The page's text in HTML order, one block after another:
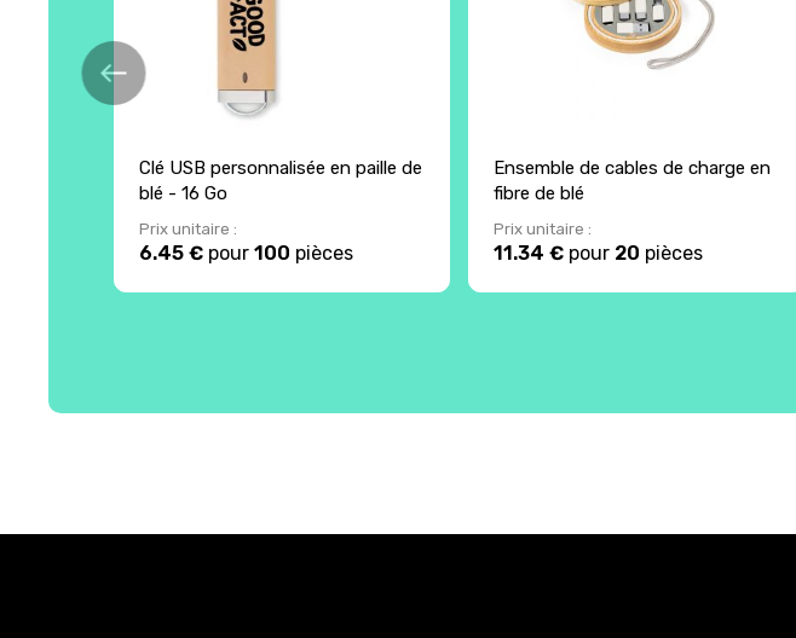
Clé USB personnalisée en paille de
blé - 16 Go
Prix unitaire :
6.45 € pour100 pièces
Ensemble de cables de charge en
fibre de blé
Prix unitaire :
11.34 €pour 20 pièces